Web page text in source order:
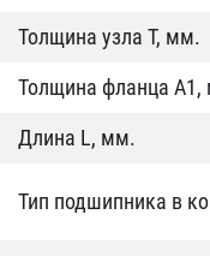
Толщина узла T, мм.
Толщина фланца
Длина L, мм.
Тип подшипника в